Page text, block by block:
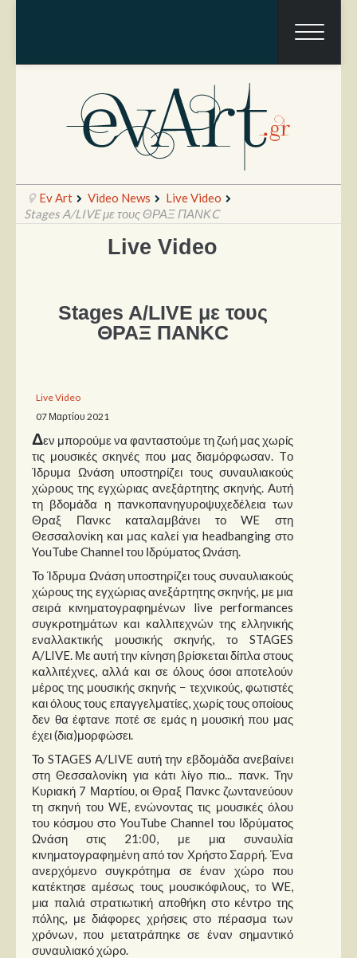
Θέατρο
Παρουσιάσεις
Σειρές
Ταινίες
Βιβλία
Video News
Καλλιτέχνες
Μουσικοί
Διάφοροι
Εκτός Συνόρων
Νέα
Στήλες
Polls
Small Talk
Blog
Ev Art Video News
Live Video
Stages A/LIVE με τους ΘΡΑΞ ΠΑΝΚC
Live Video
Stages A/LIVE με τους
ΘΡΑΞ ΠΑΝΚC
Live Video
07 Μαρτίου 2021
Δεν μπορούμε να φανταστούμε τη ζωή μας χωρίς
τις μουσικές σκηνές που μας διαμόρφωσαν. Tο
Ίδρυμα Ωνάση υποστηρίζει τους συναυλιακούς
χώρους της εγχώριας ανεξάρτητης σκηνής. Αυτή
τη βδομάδα η πανκοπανηγυροψυχεδέλεια των
Θραξ Πανκc καταλαμβάνει το WE στη
Θεσσαλονίκη και μας καλεί για headbanging στο
YouTube Channel του Ιδρύματος Ωνάση.
Το Ίδρυμα Ωνάση υποστηρίζει τους συναυλιακούς
χώρους της εγχώριας ανεξάρτητης σκηνής, με μια
σειρά κινηματογραφημένων live performances
συγκροτημάτων και καλλιτεχνών της ελληνικής
εναλλακτικής μουσικής σκηνής, τo STAGES
A/LIVE. Με αυτή την κίνηση βρίσκεται δίπλα στους
καλλιτέχνες, αλλά και σε όλους όσοι αποτελούν
μέρος της μουσικής σκηνής − τεχνικούς, φωτιστές
και όλους τους επαγγελματίες, χωρίς τους οποίους
δεν θα έφτανε ποτέ σε εμάς η μουσική που μας
έχει (δια)μορφώσει.
Το STAGES A/LIVE αυτή την εβδομάδα ανεβαίνει
στη Θεσσαλονίκη για κάτι λίγο πιο... πανκ. Την
Κυριακή 7 Μαρτίου, οι Θραξ Πανκc ζωντανεύουν
τη σκηνή του WE, ενώνοντας τις μουσικές όλου
του κόσμου στο YouTube Channel του Ιδρύματος
Ωνάση στις 21:00, με μια συναυλία
κινηματογραφημένη από τον Χρήστο Σαρρή. Ένα
ανερχόμενο συγκρότημα σε έναν χώρο που
κατέκτησε αμέσως τους μουσικόφιλους, το WE,
μια παλιά στρατιωτική αποθήκη στο κέντρο της
πόλης, με διάφορες χρήσεις στο πέρασμα των
χρόνων, που μετατράπηκε σε έναν σημαντικό
συναυλιακό χώρο.